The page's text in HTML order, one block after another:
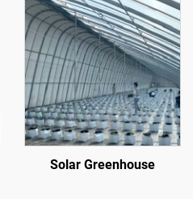
Solar Greenhouse